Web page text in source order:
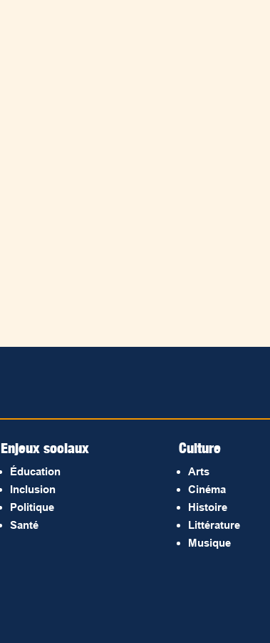
Enjeux sociaux
Éducation
Inclusion
Politique
Santé
Culture
Arts
Cinéma
Histoire
Littérature
Musique